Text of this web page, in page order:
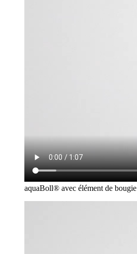
aquaBoll® avec élément de bougie